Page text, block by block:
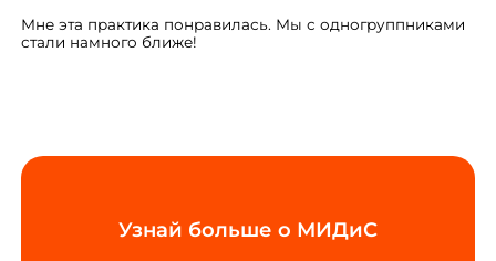
Мне эта практика понравилась. Мы с одногруппниками
стали намного ближе!
Узнай больше о МИДиС